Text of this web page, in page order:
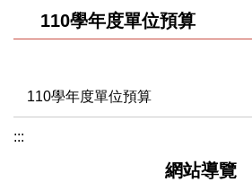
110學年度單位預算
110學年度單位預算
:::
網站導覽